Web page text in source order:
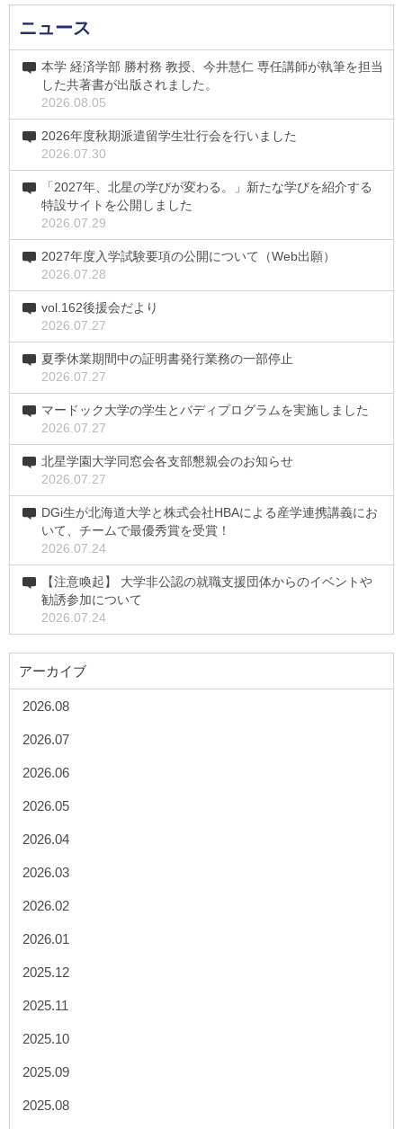
ニュース
本学 経済学部 勝村務 教授、今井慧仁 専任講師が執筆を担当
した共著書が出版されました。
2026.08.05
2026年度秋期派遣留学生壮行会を行いました
2026.07.30
「2027年、北星の学びが変わる。」新たな学びを紹介する
特設サイトを公開しました
2026.07.29
2027年度入学試験要項の公開について（Web出願）
2026.07.28
vol.162後援会だより
2026.07.27
夏季休業期間中の証明書発行業務の一部停止
2026.07.27
マードック大学の学生とバディプログラムを実施しました
2026.07.27
北星学園大学同窓会各支部懇親会のお知らせ
2026.07.27
DGi生が北海道大学と株式会社HBAによる産学連携講義にお
いて、チームで最優秀賞を受賞！
2026.07.24
【注意喚起】 大学非公認の就職支援団体からのイベントや
勧誘参加について
2026.07.24
アーカイブ
2026.08
2026.07
2026.06
2026.05
2026.04
2026.03
2026.02
2026.01
2025.12
2025.11
2025.10
2025.09
2025.08